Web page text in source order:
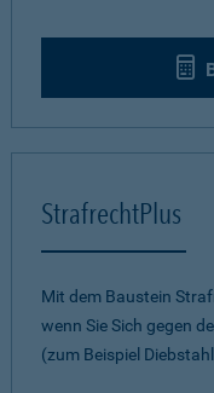
StrafrechtPlus
Mit dem Baustein
wenn Sie Sich gegen
(zum Beispiel